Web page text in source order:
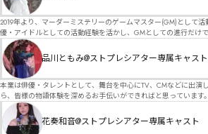
2019年より、マーダーミステリーのゲームマスター(GM)として活動を開
優・アイドルとしての活動経験を活かし、GMとしての進行だけ
ら、お客様に物語の世界へ入り込んでいただくような演出・サービス
身でも作品制作を行っているので、作家さんが作品に込めた想い
品の魅力をお客様に届けられるような公演を心がけています。 参加してくださる皆様がどんなエン
ディングを迎えるのか、どんな物語が生まれるのかを想像しなが
に大好きです！ 対応可能作品は、オフライン（対面）作品のみとなります。 得意分野をひとつ挙げ
るなら恋愛もの（恋愛要素を含むシナリオ）ですが、ファンタ
ジャンルを問わず幅広く対応可能です！お任せください！ 《所属団体・店舗》 ★ Lanbelysma -ラン
ビリズマ- (代表・制作・GM) ★ ストーリープレイングシアター (GM) ★ フィネガンズ ウェイク
(GM)
品川ともみ@ストプレシアター専属キャスト
本業は俳優・タレントとして、舞台を中心にTV、CMなどに出演しています。 役者
ら、皆様の物語体験を深めるお手伝いができればと思っています。 https://x.com/tomomi018shin?
s=11 活動内容はSNSにて投稿しています。 SPT所属。 ストーリープレイングシアター「星詠みの
標」にてGMデビュー。 ボードゲーム×体感型演劇 イマーシブカ
演中。
花奏和音@ストプレシアター専属キャスト